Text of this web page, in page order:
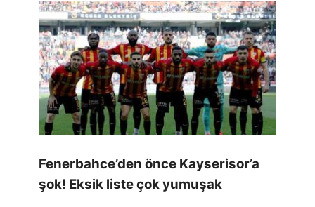
Fenerbahce’den önce Kayserisor’a
şok! Eksik liste çok yumuşak